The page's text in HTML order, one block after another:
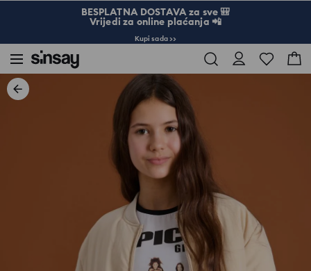
BESPLATNA DOSTAVA za sve 🎒
Vrijedi za online plaćanja 📲
Kupi sada >>